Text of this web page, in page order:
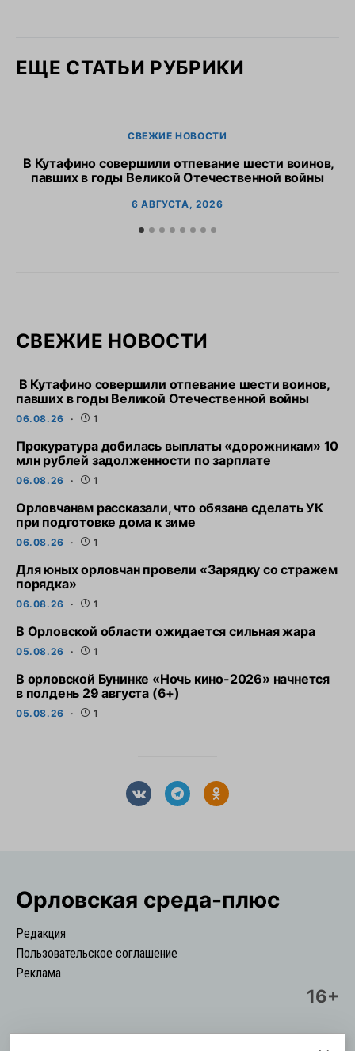
ЕЩЕ СТАТЬИ РУБРИКИ
СВЕЖИЕ НОВОСТИ
В Кутафино совершили отпевание шести воинов,
павших в годы Великой Отечественной войны
6 АВГУСТА, 2026
СВЕЖИЕ НОВОСТИ
В Кутафино совершили отпевание шести воинов,
павших в годы Великой Отечественной войны
06.08.26 1
Прокуратура добилась выплаты «дорожникам» 10
млн рублей задолженности по зарплате
06.08.26 1
Орловчанам рассказали, что обязана сделать УК
при подготовке дома к зиме
06.08.26 1
Для юных орловчан провели «Зарядку со стражем
порядка»
06.08.26 1
В Орловской области ожидается сильная жара
05.08.26 1
В орловской Бунинке «Ночь кино-2026» начнется
в полдень 29 августа (6+)
05.08.26 1
Орловская cреда-плюс
Редакция
Пользовательское соглашение
Реклама
16+